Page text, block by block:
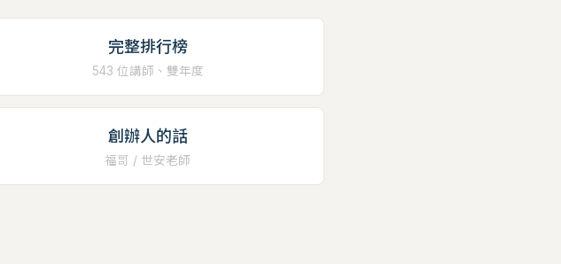
完整排行榜
543 位講師、雙年度
創辦人的話
福哥 / 世安老師